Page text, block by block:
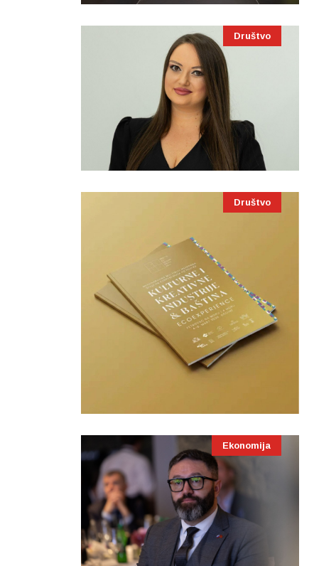
Društvo
Društvo
Ekonomija